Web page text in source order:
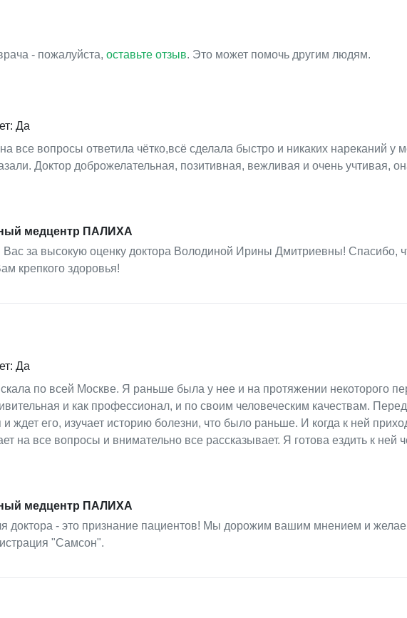
- пожалуйста, оставьте отзыв. Это может помочь другим людям.
Да
все вопросы ответила чётко,всё сделала быстро и никаких нареканий у
Доктор доброжелательная, позитивная, вежливая и очень учтивая,
медцентр ПАЛИХА
за высокую оценку доктора Володиной Ирины Дмитриевны! Спасибо,
крепкого здоровья!
Да
по всей Москве. Я раньше была у нее и на протяжении некоторого
и как профессионал, и по своим человеческим качествам. Перед
и ждет его, изучает историю болезни, что было раньше. И когда к ней
на все вопросы и внимательно все рассказывает. Я готова ездить к ней
медцентр ПАЛИХА
доктора - это признание пациентов! Мы дорожим вашим мнением и
"Самсон".